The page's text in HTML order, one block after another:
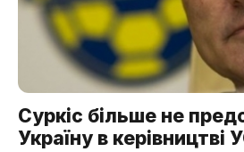
Суркіс більше не
Україну в керівництві